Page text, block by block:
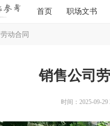
首页 职场文书
劳动合同
销售公司
时间：2025-09-29